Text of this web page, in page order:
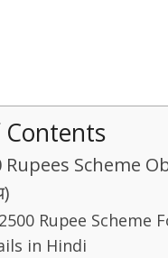
Rupees Scheme
Rupee Scheme
in Hindi